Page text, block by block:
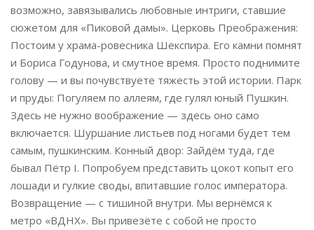
возможно, завязывались любовные интриги, ставшие
сюжетом для «Пиковой дамы». Церковь Преображения:
Постоим у храма-ровесника Шекспира. Его камни помнят
и Бориса Годунова, и смутное время. Просто поднимите
голову — и вы почувствуете тяжесть этой истории. Парк
и пруды: Погуляем по аллеям, где гулял юный Пушкин.
Здесь не нужно воображение — здесь оно само
включается. Шуршание листьев под ногами будет тем
самым, пушкинским. Конный двор: Зайдём туда, где
бывал Пётр I. Попробуем представить цокот копыт его
лошади и гулкие своды, впитавшие голос императора.
Возвращение — с тишиной внутри. Мы вернёмся к
метро «ВДНХ». Вы привезёте с собой не просто